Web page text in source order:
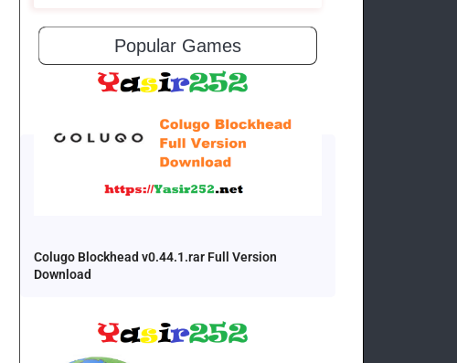
Popular Games
Colugo Blockhead v0.44.1.rar Full Version
Download